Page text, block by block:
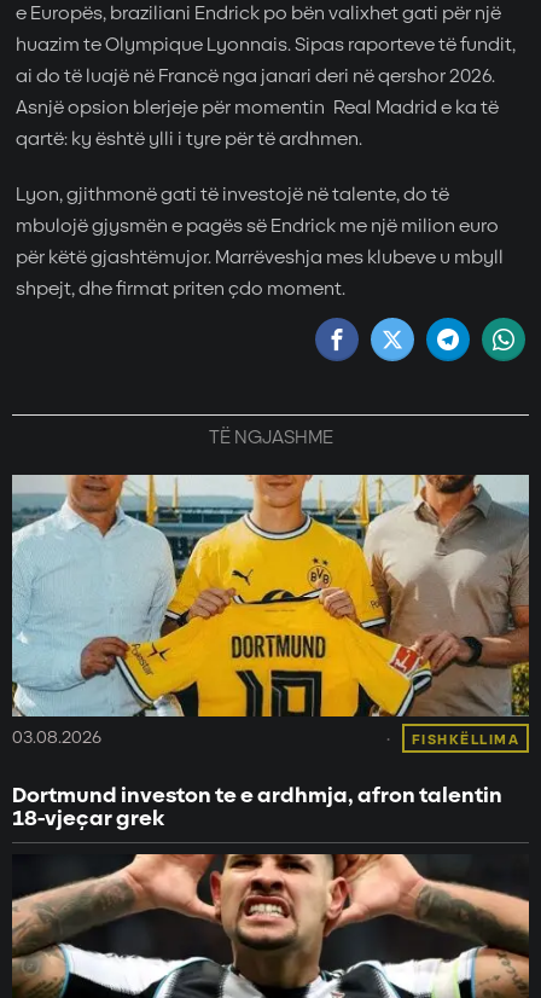
e Europës, braziliani Endrick po bën valixhet gati për një
huazim te Olympique Lyonnais. Sipas raporteve të fundit,
ai do të luajë në Francë nga janari deri në qershor 2026.
Asnjë opsion blerjeje për momentin Real Madrid e ka të
qartë: ky është ylli i tyre për të ardhmen.
Lyon, gjithmonë gati të investojë në talente, do të
mbulojë gjysmën e pagës së Endrick me një milion euro
për këtë gjashtëmujor. Marrëveshja mes klubeve u mbyll
shpejt, dhe firmat priten çdo moment.
TË NGJASHME
03.08.2026 FISHKËLLIMA
Dortmund investon te e ardhmja, afron talentin
18-vjeçar grek